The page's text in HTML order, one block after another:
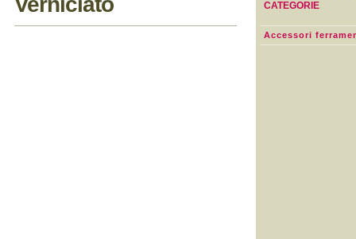
CATEGORIE
Accessori